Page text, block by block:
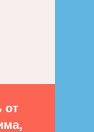
от